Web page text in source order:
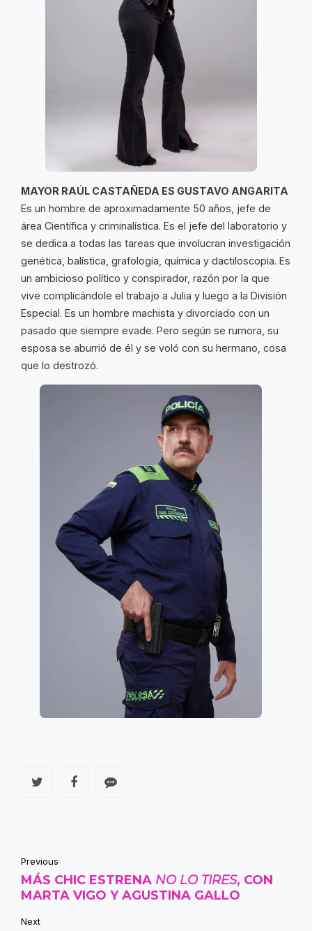
MAYOR RAÚL CASTAÑEDA ES GUSTAVO ANGARITA
Es un hombre de aproximadamente 50 años, jefe de
área Científica y criminalística. Es el jefe del laboratorio y
se dedica a todas las tareas que involucran investigación
genética, balística, grafología, química y dactiloscopia. Es
un ambicioso político y conspirador, razón por la que
vive complicándole el trabajo a Julia y luego a la División
Especial. Es un hombre machista y divorciado con un
pasado que siempre evade. Pero según se rumora, su
esposa se aburrió de él y se voló con su hermano, cosa
que lo destrozó.
Previous
MÁS CHIC ESTRENA NO LO TIRES, CON
MARTA VIGO Y AGUSTINA GALLO
Next